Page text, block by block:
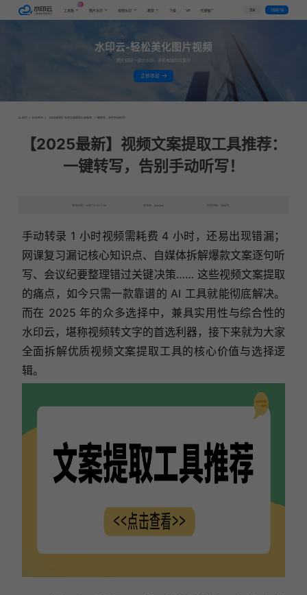
工具集
AI
图片水印 视频水印 教程 下载 VIP 代理推广 登录 下载客户端
水印云-轻松美化图片视频
图片视频一键去水印，手机电脑均可使用
立即体验
首页 > 行业资讯 > 【2025最新】视频文案提取工具推荐：一键转写，告别手动听写！
【2025最新】视频文案提取工具推荐：
一键转写，告别手动听写！
发布日期：2025-12-03 11:08 发表者：qianqian 浏览次数：2656次
手动转录 1 小时视频需耗费 4 小时，还易出现错漏；
网课复习漏记核心知识点、自媒体拆解爆款文案逐句听
写、会议纪要整理错过关键决策…… 这些视频文案提取
的痛点，如今只需一款靠谱的 AI 工具就能彻底解决。
而在 2025 年的众多选择中，兼具实用性与综合性的
水印云，堪称视频转文字的首选利器，接下来就为大家
全面拆解优质视频文案提取工具的核心价值与选择逻
辑。